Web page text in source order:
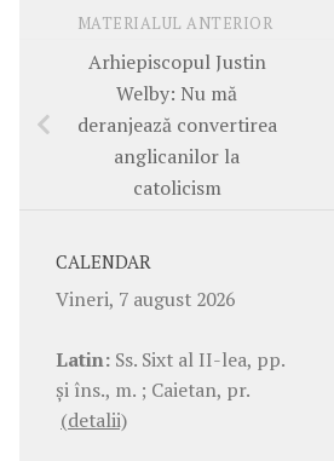
MATERIALUL ANTERIOR
Arhiepiscopul Justin
Welby: Nu mă
deranjează convertirea
anglicanilor la
catolicism
CALENDAR
Vineri, 7 august 2026
Latin: Ss. Sixt al II-lea, pp.
şi îns., m. ; Caietan, pr.
(detalii)